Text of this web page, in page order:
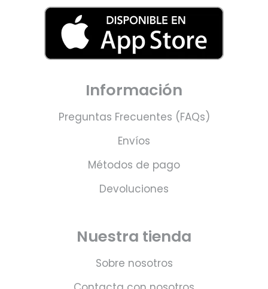
Información
Preguntas Frecuentes (FAQs)
Envíos
Métodos de pago
Devoluciones
Nuestra tienda
Sobre nosotros